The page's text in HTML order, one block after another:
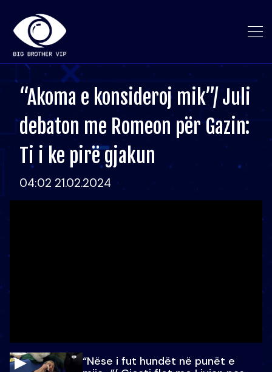
“Akoma e konsideroj mik”/ Juli
debaton me Romeon për Gazin:
Ti i ke pirë gjakun
04:02 21.02.2024
“Nëse i fut hundët në punët e